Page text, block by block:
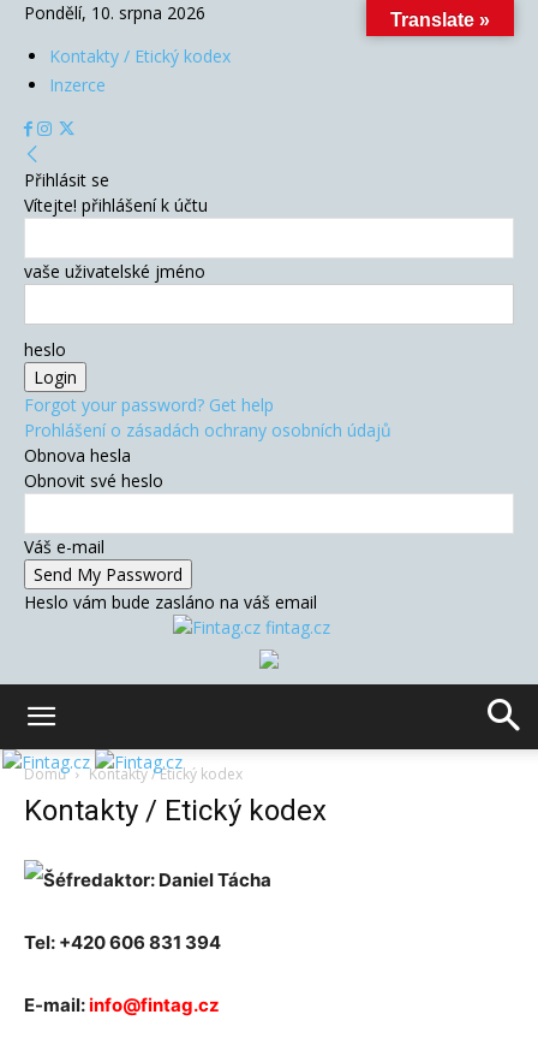
Pondělí, 10. srpna 2026
Kontakty / Etický kodex
Inzerce
Přihlásit se
Vítejte! přihlášení k účtu
vaše uživatelské jméno
heslo
Forgot your password? Get help
Prohlášení o zásadách ochrany osobních údajů
Obnova hesla
Obnovit své heslo
Váš e-mail
Heslo vám bude zasláno na váš email
fintag.cz
Domů Kontakty / Etický kodex
Kontakty / Etický kodex
Šéfredaktor: Daniel Tácha
Tel: +420 606 831 394
E-mail:info@fintag.cz
Translate »